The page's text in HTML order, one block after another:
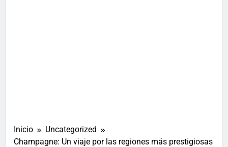
Inicio
Uncategorized
Champagne: Un viaje por las regiones más prestigiosas